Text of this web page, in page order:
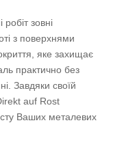
зовні
з поверхнями
яке захищає
практично без
Завдяки своїй
auf Rost
Ваших металевих